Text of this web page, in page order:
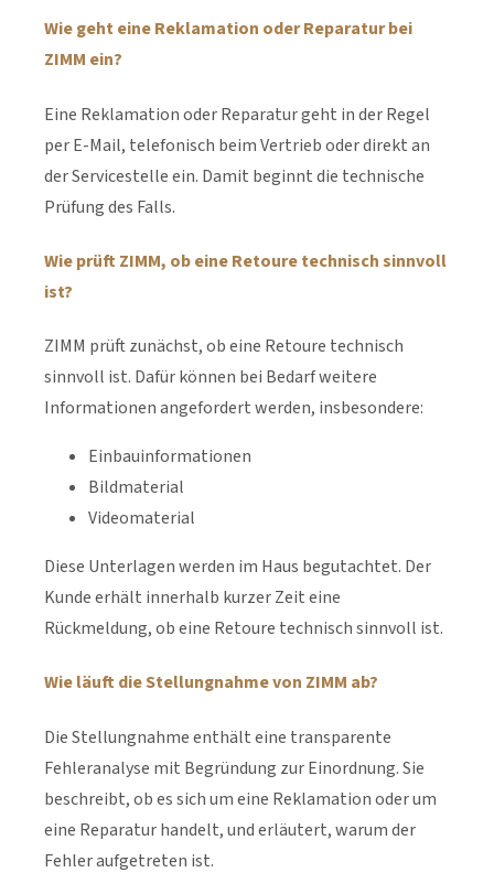
Wie geht eine Reklamation oder Reparatur bei
ZIMM ein?
Eine Reklamation oder Reparatur geht in der Regel
per E-Mail, telefonisch beim Vertrieb oder direkt an
der Servicestelle ein. Damit beginnt die technische
Prüfung des Falls.
Wie prüft ZIMM, ob eine Retoure technisch sinnvoll
ist?
ZIMM prüft zunächst, ob eine Retoure technisch
sinnvoll ist. Dafür können bei Bedarf weitere
Informationen angefordert werden, insbesondere:
Einbauinformationen
Bildmaterial
Videomaterial
Diese Unterlagen werden im Haus begutachtet. Der
Kunde erhält innerhalb kurzer Zeit eine
Rückmeldung, ob eine Retoure technisch sinnvoll ist.
Wie läuft die Stellungnahme von ZIMM ab?
Die Stellungnahme enthält eine transparente
Fehleranalyse mit Begründung zur Einordnung. Sie
beschreibt, ob es sich um eine Reklamation oder um
eine Reparatur handelt, und erläutert, warum der
Fehler aufgetreten ist.